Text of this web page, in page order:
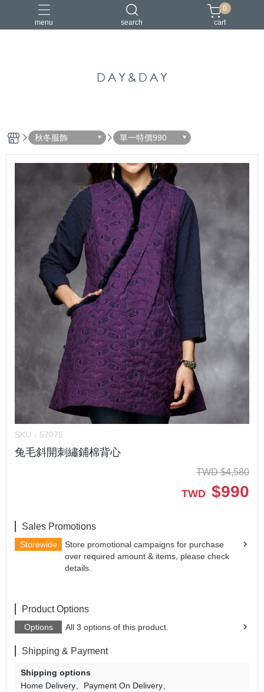
menu search
棉麻 茶禪服
0
cart
秋冬服飾 單一特價990
SKU： 57075
兔毛斜開刺繡鋪棉背心
TWD $4,580
TWD $990
Sales Promotions
Storewide
Store promotional campaigns for purchase
over required amount & items, please check
details.
Product Options
Options All 3 options of this product.
Shipping & Payment
Shipping options
Home Delivery
Payment On Delivery